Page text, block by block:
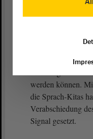
Noch besser ist
werden können.
die Sprach-Kitas
Verabschiedung
Signal gesetzt.